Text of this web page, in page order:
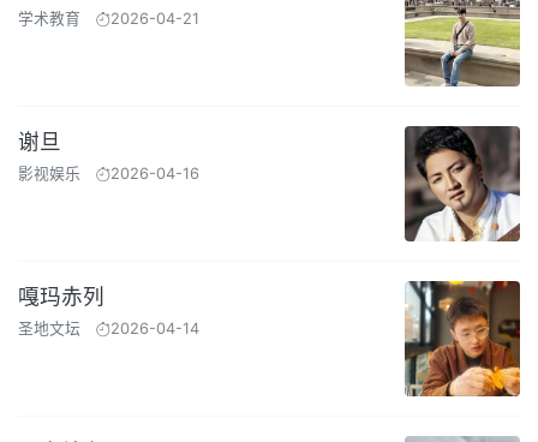
学术教育 2026-04-21
谢旦
影视娱乐 2026-04-16
嘎玛赤列
圣地文坛 2026-04-14